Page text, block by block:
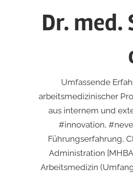
Dr.
Umfassende
arbeitsmedizinischer
aus internem und
#innovation,
Führungserfahrung,
Administration
Arbeitsmedizin